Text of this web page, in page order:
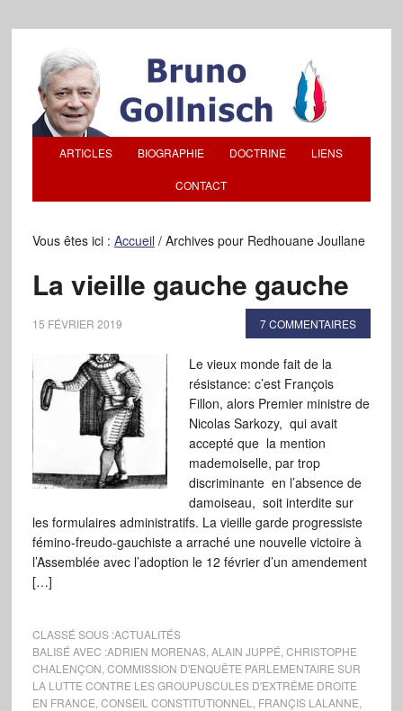
ARTICLES BIOGRAPHIE DOCTRINE LIENS
CONTACT
Vous êtes ici : Accueil /Archives pour Redhouane Joullane
La vieille gauche gauche
15 FÉVRIER 2019 7 COMMENTAIRES
Le vieux monde fait de la
résistance: c’est François
Fillon, alors Premier ministre de
Nicolas Sarkozy, qui avait
accepté que la mention
mademoiselle, par trop
discriminante en l’absence de
damoiseau, soit interdite sur
les formulaires administratifs. La vieille garde progressiste
fémino-freudo-gauchiste a arraché une nouvelle victoire à
l’Assemblée avec l’adoption le 12 février d’un amendement
[…]
CLASSÉ SOUS :ACTUALITÉS
BALISÉ AVEC :ADRIEN MORENAS, ALAIN JUPPÉ CHRISTOPHE
CHALENÇON COMMISSION D'ENQUÊTE PARLEMENTAIRE SUR
LA LUTTE CONTRE LES GROUPUSCULES D'EXTRÊME DROITE
EN FRANCE CONSEIL CONSTITUTIONNEL FRANÇIS LALANNE